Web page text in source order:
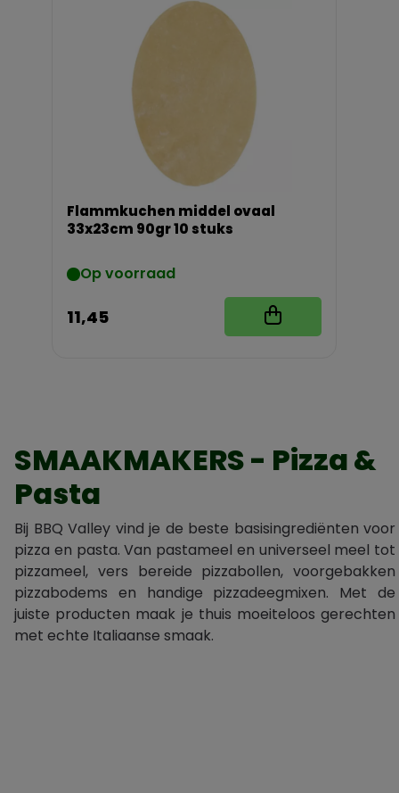
Flammkuchen middel ovaal
33x23cm 90gr 10 stuks
Op voorraad
11,45
SMAAKMAKERS - Pizza &
Pasta
Bij BBQ Valley vind je de beste basisingrediënten voor
pizza en pasta. Van pastameel en universeel meel tot
pizzameel, vers bereide pizzabollen, voorgebakken
pizzabodems en handige pizzadeegmixen. Met de
juiste producten maak je thuis moeiteloos gerechten
met echte Italiaanse smaak.